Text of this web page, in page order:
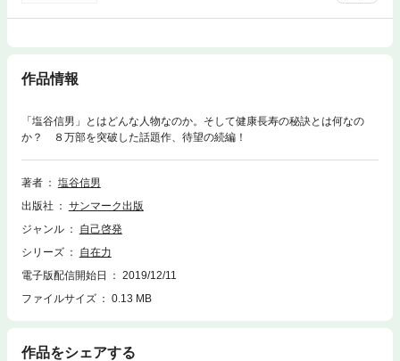
作品情報
「塩谷信男」とはどんな人物なのか。そして健康長寿の秘訣とは何なの
か？ ８万部を突破した話題作、待望の続編！
著者
塩谷信男
出版社
サンマーク出版
ジャンル
自己啓発
シリーズ
自在力
電子版配信開始日
2019/12/11
ファイルサイズ
0.13 MB
作品をシェアする